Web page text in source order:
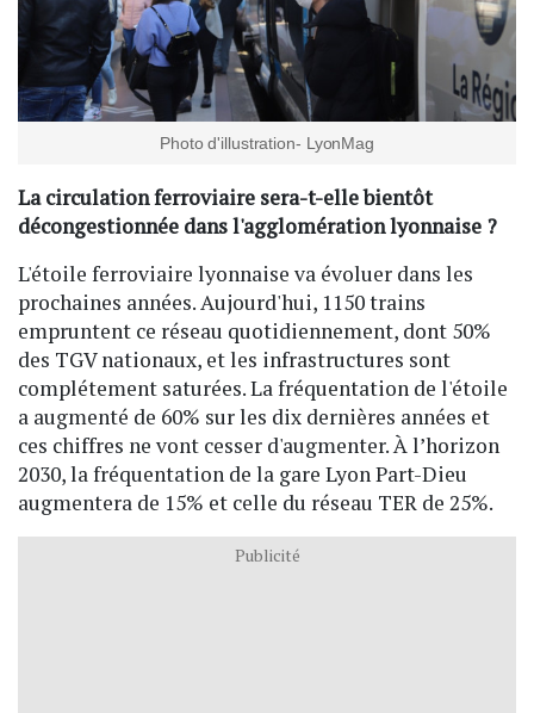
Photo d'illustration- LyonMag
La circulation ferroviaire sera-t-elle bientôt
décongestionnée dans l'agglomération lyonnaise ?
L'étoile ferroviaire lyonnaise va évoluer dans les
prochaines années. Aujourd'hui, 1150 trains
empruntent ce réseau quotidiennement, dont 50%
des TGV nationaux, et les infrastructures sont
complétement saturées. La fréquentation de l'étoile
a augmenté de 60% sur les dix dernières années et
ces chiffres ne vont cesser d'augmenter. À l’horizon
2030, la fréquentation de la gare Lyon Part-Dieu
augmentera de 15% et celle du réseau TER de 25%.
Publicité